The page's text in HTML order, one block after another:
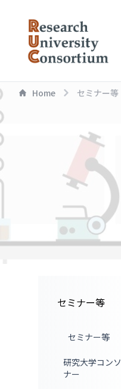
Home セミナー等
セミナー等
セミナー等
研究大学コン
ナー